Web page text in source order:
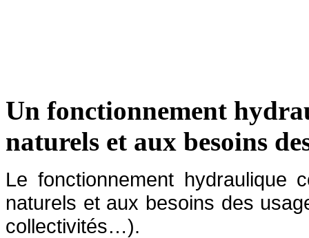
Un fonctionnement
naturels et aux besoins
Le fonctionnement hydraulique
naturels et aux besoins des
collectivités…).